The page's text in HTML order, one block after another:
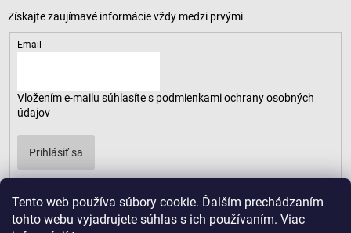
Tento web používa súbory cookie. Ďalším prechádzaním
tohto webu vyjadrujete súhlas s ich používaním. Viac
Email
Vložením e-mailu súhlasíte s podmienkami ochrany osobných
údajov
Prihlásiť sa